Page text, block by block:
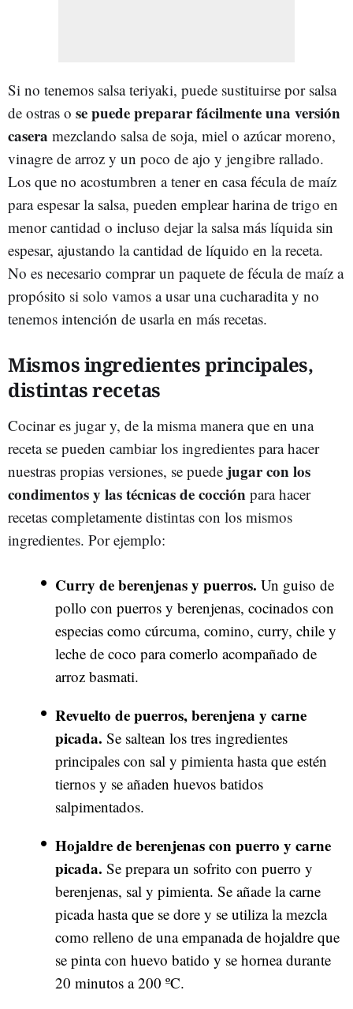
Si no tenemos salsa teriyaki, puede sustituirse por salsa
de ostras o se puede preparar fácilmente una versión
casera mezclando salsa de soja, miel o azúcar moreno,
vinagre de arroz y un poco de ajo y jengibre rallado.
Los que no acostumbren a tener en casa fécula de maíz
para espesar la salsa, pueden emplear harina de trigo en
menor cantidad o incluso dejar la salsa más líquida sin
espesar, ajustando la cantidad de líquido en la receta.
No es necesario comprar un paquete de fécula de maíz a
propósito si solo vamos a usar una cucharadita y no
tenemos intención de usarla en más recetas.
Mismos ingredientes principales,
distintas recetas
Cocinar es jugar y, de la misma manera que en una
receta se pueden cambiar los ingredientes para hacer
nuestras propias versiones, se puede jugar con los
condimentos y las técnicas de cocción para hacer
recetas completamente distintas con los mismos
ingredientes. Por ejemplo:
Curry de berenjenas y puerros. Un guiso de
pollo con puerros y berenjenas, cocinados con
especias como cúrcuma, comino, curry, chile y
leche de coco para comerlo acompañado de
arroz basmati.
Revuelto de puerros, berenjena y carne
picada. Se saltean los tres ingredientes
principales con sal y pimienta hasta que estén
tiernos y se añaden huevos batidos
salpimentados.
Hojaldre de berenjenas con puerro y carne
picada. Se prepara un sofrito con puerro y
berenjenas, sal y pimienta. Se añade la carne
picada hasta que se dore y se utiliza la mezcla
como relleno de una empanada de hojaldre que
se pinta con huevo batido y se hornea durante
20 minutos a 200 ºC.